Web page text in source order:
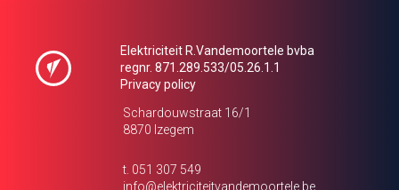
Elektriciteit R.Vandemoortele bvba
regnr. 871.289.533/05.26.1.1
Privacy policy
Schardouwstraat 16/1
8870 Izegem
t. 051 307 549
info@elektriciteitvandemoortele.be